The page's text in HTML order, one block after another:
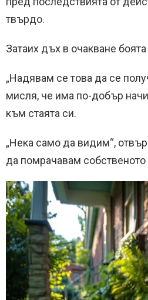
твърдо.
Затаих дъх в очакване
„Надявам се това да се
мисля, че има по-добър
към стаята си.
„Нека само да видим“,
да помрачавам собственото